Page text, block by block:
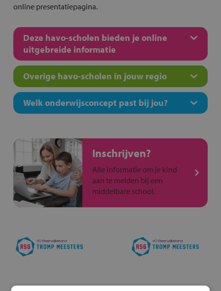
online presentatiepagina.
Deze havo-scholen bieden je online
uitgebreide informatie
Overige havo-scholen in jouw regio
Welk onderwijsconcept past bij jou?
Inschrijven?
Alle informatie om je kind
aan te melden bij een
middelbare school.